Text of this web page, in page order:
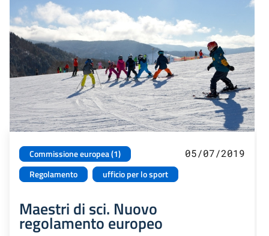
Commissione europea (1)
Regolamento
ufficio per lo sport
05/07/2019
Maestri di sci. Nuovo
regolamento europeo